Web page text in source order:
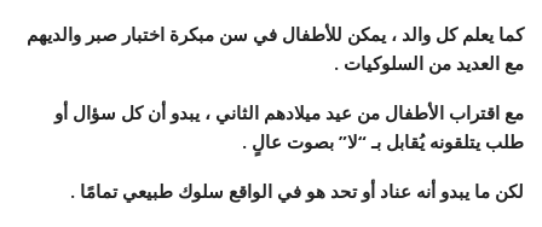
كما يعلم كل والد ، يمكن للأطفال في سن مبكرة اختبار صبر والديهم
مع العديد من السلوكيات .
مع اقتراب الأطفال من عيد ميلادهم الثاني ، يبدو أن كل سؤال أو
طلب يتلقونه يُقابل بـ “لا” بصوت عالٍ .
لكن ما يبدو أنه عناد أو تحد هو في الواقع سلوك طبيعي تمامًا .